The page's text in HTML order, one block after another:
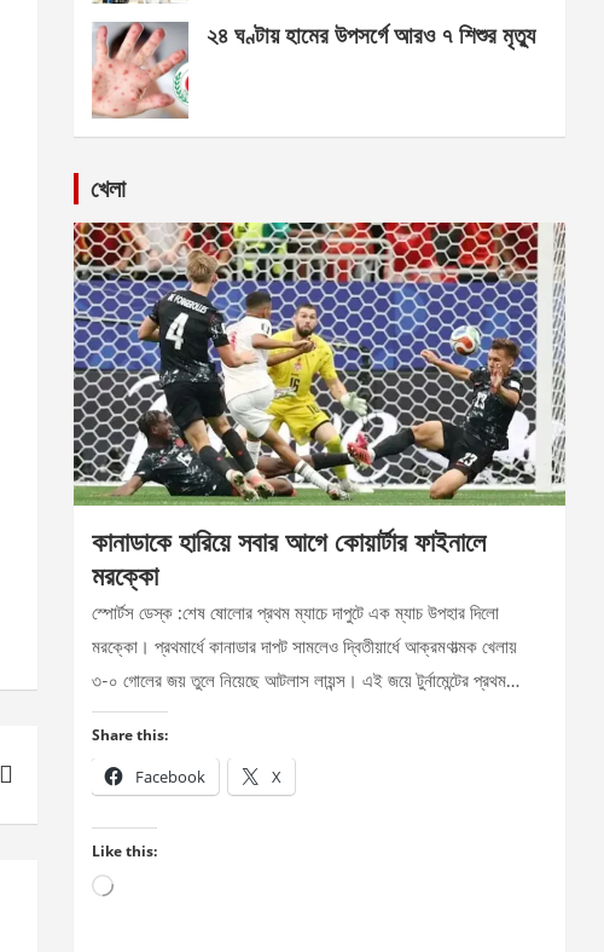
২৪ ঘণ্টায় হামের উপসর্গে আরও ৭ শিশুর মৃত্যু
খেলা
কানাডাকে হারিয়ে সবার আগে কোয়ার্টার ফাইনালে
মরক্কো
স্পোর্টস ডেস্ক :শেষ ষোলোর প্রথম ম্যাচে দাপুটে এক ম্যাচ উপহার দিলো
মরক্কো। প্রথমার্ধে কানাডার দাপট সামলেও দ্বিতীয়ার্ধে আক্রমণাত্মক খেলায়
৩-০ গোলের জয় তুলে নিয়েছে আটলাস লায়ন্স। এই জয়ে টুর্নামেন্টের প্রথম…
Share this:
Facebook X
Like this:
Loading…